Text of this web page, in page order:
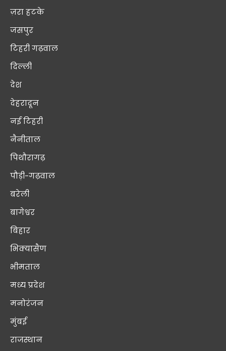
ज़रा हटके
जसपुर
टिहरी गढ़वाल
दिल्ली
देश
देहरादून
नई टिहरी
नैनीताल
पिथौरागढ़
पौड़ी-गढ़वाल
बरेली
बागेश्वर
बिहार
भिक्यासैण
भीमताल
मध्य प्रदेश
मनोरंजन
मुंबई
राजस्थान